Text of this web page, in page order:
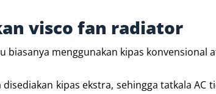
visco fan radiator
menggunakan kipas konvensional
kipas ekstra, sehingga tatkala AC